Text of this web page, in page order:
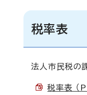
税率表
法人市民税の
税率表